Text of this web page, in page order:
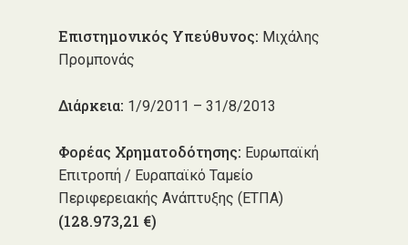
Επιστημονικός Υπεύθυνος: Μιχάλης
Προμπονάς
Διάρκεια: 1/9/2011 – 31/8/2013
Φορέας Χρηματοδότησης: Ευρωπαϊκή
Επιτροπή / Ευραπαϊκό Ταμείο
Περιφερειακής Ανάπτυξης (ΕΤΠΑ)
(128.973,21 €)